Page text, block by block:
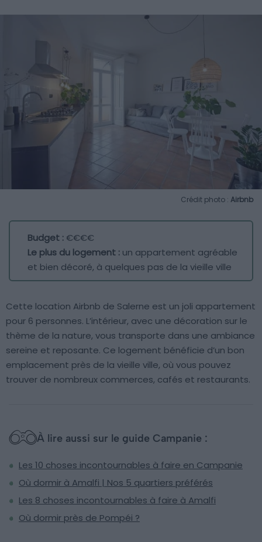
Crédit photo : Airbnb
Budget :€€€€
Le plus du logement : un appartement agréable
et bien décoré, à quelques pas de la vieille ville
Cette location Airbnb de Salerne est un joli appartement
pour 6 personnes. L’intérieur, avec une décoration sur le
thème de la nature, vous transporte dans une ambiance
sereine et reposante. Ce logement bénéficie d’un bon
emplacement près de la vieille ville, où vous pouvez
trouver de nombreux commerces, cafés et restaurants.
À lire aussi sur le guide Campanie :
Les 10 choses incontournables à faire en Campanie
Où dormir à Amalfi | Nos 5 quartiers préférés
Les 8 choses incontournables à faire à Amalfi
Où dormir près de Pompéi ?